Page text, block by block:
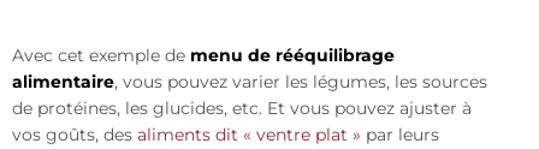
Avec cet exemple de menu de rééquilibrage
alimentaire, vous pouvez varier les légumes, les sources
de protéines, les glucides, etc. Et vous pouvez ajuster à
vos goûts, des aliments dit « ventre plat » par leurs